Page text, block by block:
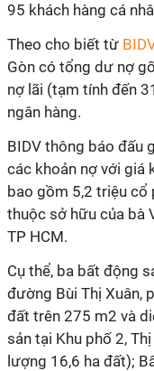
95 khách hàng cá
Theo cho biết từ BIDV
Gòn có tổng dư nợ
nợ lãi (tạm tính đến
ngân hàng.
BIDV thông báo đấu
các khoản nợ với giá
bao gồm 5,2 triệu cổ
thuộc sở hữu của bà
TP HCM.
Cụ thể, ba bất động
đường Bùi Thị Xuân,
đất trên 275 m2 và
sản tại Khu phố 2,
lượng 16,6 ha đất);